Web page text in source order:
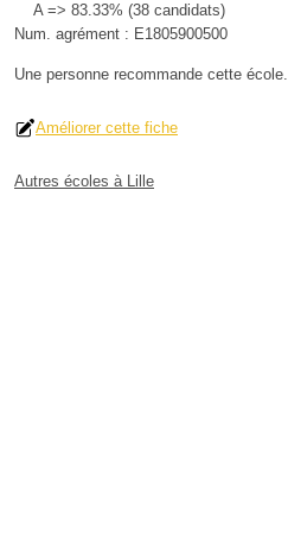
A => 83.33% (38 candidats)
Num. agrément : E1805900500
Une personne recommande cette école.
Améliorer cette fiche
Autres écoles à Lille